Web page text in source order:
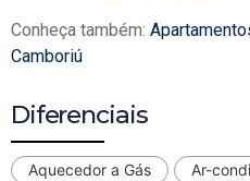
Conheça também:
Camboriú
Diferenciais
Aquecedor a Gás
Ar-